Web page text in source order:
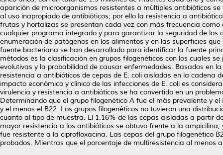
aparición de microorganismos resistentes a múltiples antibióticos
al uso inapropiado de antibióticos; por ello la resistencia a
frutas y hortalizas se presentan cada vez con más frecuencia
cualquier programa integrado y para garantizar la seguridad de
enumeración de patógenos en los alimentos y en las superficies
fuente bacteriana se han desarrollado para identificar la fuente
métodos es la clasificación en grupos filogenéticos con los cuales
evolutivas y la probabilidad de causar enfermedades. Basados en
resistencia a antibióticos de cepas de E. coli aisladas en la cadena
impacto económico y clínico de las infecciones de E. coli es
virulencia y resistencia a antibióticos se ha convertido en un
Determinando que el grupo filogenético A fue el más prevalente y
y el menos el B22. Los grupos filogenéticos no tuvieron una
cuanto al tipo de muestra. El 1.16% de las cepas aisladas a partir
mayor resistencia a los antibióticos se obtuvo frente a la
fue resistente a la ciprofloxacina. Las cepas del grupo filogenético
probados. Mientras que el porcentaje de multiresistencia al menos